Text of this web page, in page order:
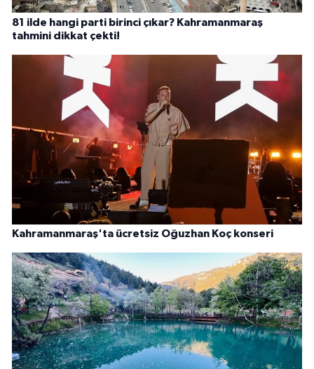
81 ilde hangi parti birinci çıkar? Kahramanmaraş
tahmini dikkat çekti!
Kahramanmaraş'ta ücretsiz Oğuzhan Koç konseri